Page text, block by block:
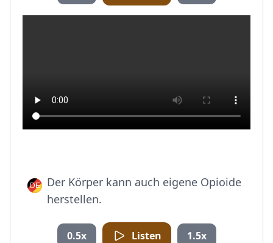
Der Körper kann auch eigene Opioide
herstellen.
0.5x Listen 1.5x